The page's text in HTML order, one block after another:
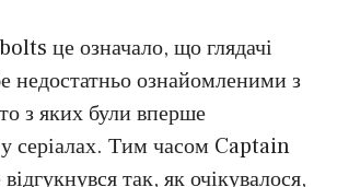
це означало, що глядачі
недостатньо ознайомленими з
з яких були вперше
у серіалах. Тим часом Captain
так, як очікувалося,